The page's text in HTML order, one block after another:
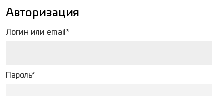
Авторизация
Логин или email*
Пароль*